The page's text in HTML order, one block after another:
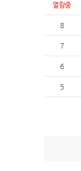
열람중
8
7
6
5